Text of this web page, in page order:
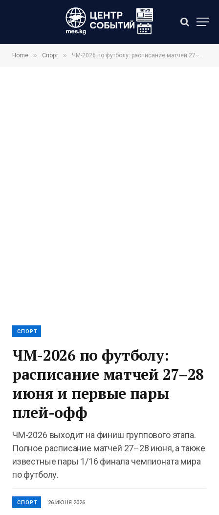
Home » Спорт » ЧМ-2026 по футболу: расписание матчей 27–28 июня и первые пары плей-офф
СПОРТ
ЧМ-2026 по футболу:
расписание матчей 27–28
июня и первые пары
плей-офф
ЧМ-2026 выходит на финиш группового этапа.
Полное расписание матчей 27–28 июня, а также
известные пары 1/16 финала чемпионата мира
по футболу.
СПОРТ 26 ИЮНЯ 2026